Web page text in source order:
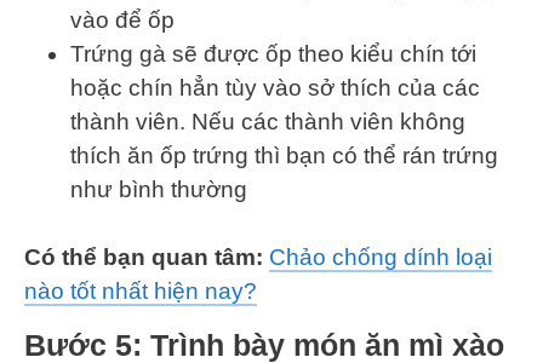
vào để ốp
Trứng gà sẽ được ốp theo kiểu chín tới
hoặc chín hẳn tùy vào sở thích của các
thành viên. Nếu các thành viên không
thích ăn ốp trứng thì bạn có thể rán trứng
như bình thường
Có thể bạn quan tâm: Chảo chống dính loại
nào tốt nhất hiện nay?
Bước 5: Trình bày món ăn mì xào